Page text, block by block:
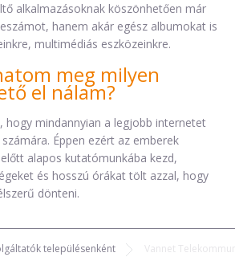
alkalmazásoknak köszönhetően már
hanem akár egész albumokat is
multimédiás eszközeinkre.
meg milyen
el nálam?
hogy mindannyian a legjobb internetet
Éppen ezért az emberek
alapos kutatómunkába kezd,
és hosszú órákat tölt azzal, hogy
dönteni.
településenként Vannet